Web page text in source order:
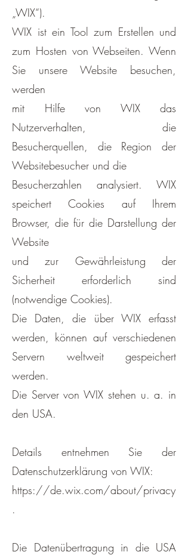
„WIX“).
WIX ist ein Tool zum Erstellen und
zum Hosten von Webseiten. Wenn
Sie unsere Website besuchen,
werden
mit Hilfe von WIX das
Nutzerverhalten, die
Besucherquellen, die Region der
Websitebesucher und die
Besucherzahlen analysiert. WIX
speichert Cookies auf Ihrem
Browser, die für die Darstellung der
Website
und zur Gewährleistung der
Sicherheit erforderlich sind
(notwendige Cookies).
Die Daten, die über WIX erfasst
werden, können auf verschiedenen
Servern weltweit gespeichert
werden.
Die Server von WIX stehen u. a. in
den USA.
Details entnehmen Sie der
Datenschutzerklärung von WIX:
https://de.wix.com/about/privacy
.
Die Datenübertragung in die USA